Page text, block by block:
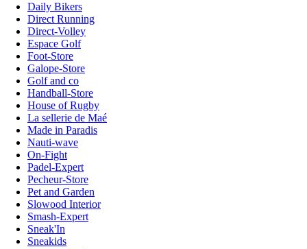
Daily Bikers
Direct Running
Direct-Volley
Espace Golf
Foot-Store
Galope-Store
Golf and co
Handball-Store
House of Rugby
La sellerie de Maé
Made in Paradis
Nauti-wave
On-Fight
Padel-Expert
Pecheur-Store
Pet and Garden
Slowood Interior
Smash-Expert
Sneak'In
Sneakids